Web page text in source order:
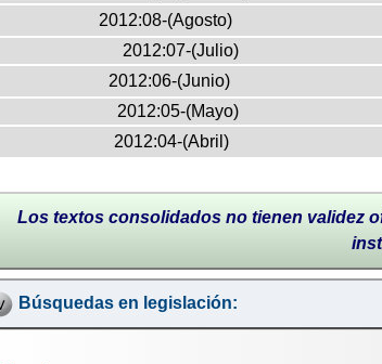
2012:08-(Agosto)
2012:07-(Julio)
2012:06-(Junio)
2012:05-(Mayo)
2012:04-(Abril)
Los textos consolidados no tienen validez
Búsquedas en legislación: